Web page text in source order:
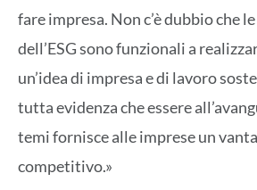
fare impresa. Non c’è dubbio che
dell’ESG sono funzionali a
un’idea di impresa e di lavoro
tutta evidenza che essere
temi fornisce alle imprese un
competitivo.»